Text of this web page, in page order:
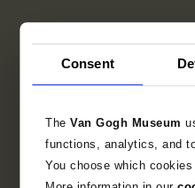
Consent
TheVan Gogh Museum
functions, analytics, and
You choose which cookies
Context
James Pitcairn-